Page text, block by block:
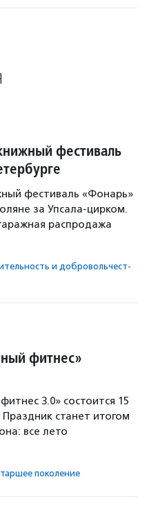
фестиваль
фестиваль «Фонарь»
за Упсала-цирком.
распродажа
и доброволь­чест­
фитнес»
3.0» состоится 15
Праздник станет итогом
все лето
поколение